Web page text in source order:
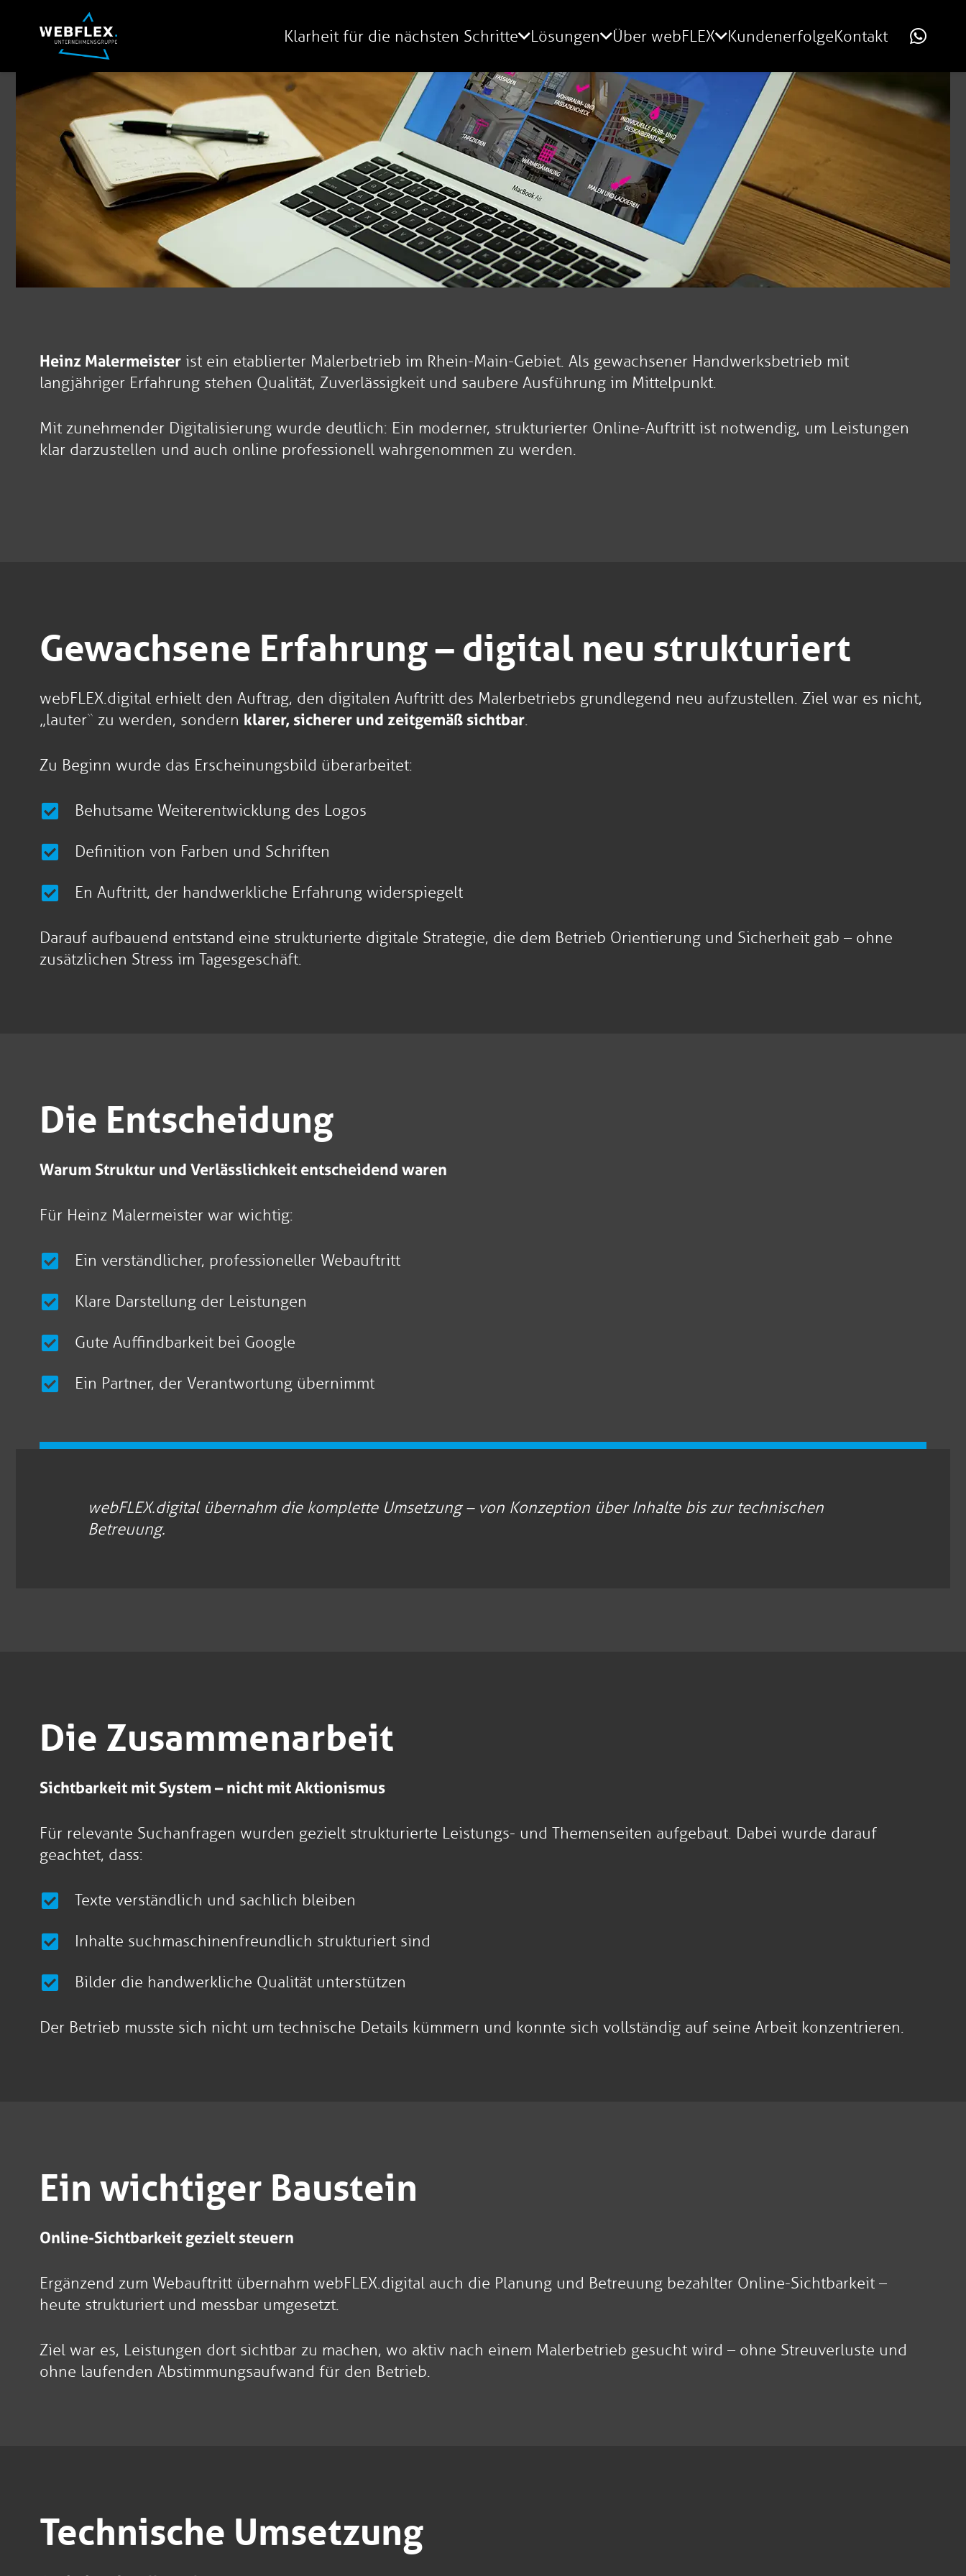
Klarheit für die nächsten Schritte Lösungen Über webFLEX KundenerfolgeKontakt
Heinz Malermeister ist ein etablierter Malerbetrieb im Rhein-Main-Gebiet. Als gewachsener Handwerksbetrieb mit
langjähriger Erfahrung stehen Qualität, Zuverlässigkeit und saubere Ausführung im Mittelpunkt.
Mit zunehmender Digitalisierung wurde deutlich: Ein moderner, strukturierter Online-Auftritt ist notwendig, um Leistungen
klar darzustellen und auch online professionell wahrgenommen zu werden.
Gewachsene Erfahrung – digital neu strukturiert
webFLEX.digital erhielt den Auftrag, den digitalen Auftritt des Malerbetriebs grundlegend neu aufzustellen. Ziel war es nicht,
„lauter“ zu werden, sondern klarer, sicherer und zeitgemäß sichtbar.
Zu Beginn wurde das Erscheinungsbild überarbeitet:
Behutsame Weiterentwicklung des Logos
Definition von Farben und Schriften
En Auftritt, der handwerkliche Erfahrung widerspiegelt
Darauf aufbauend entstand eine strukturierte digitale Strategie, die dem Betrieb Orientierung und Sicherheit gab – ohne
zusätzlichen Stress im Tagesgeschäft.
Die Entscheidung
Warum Struktur und Verlässlichkeit entscheidend waren
Für Heinz Malermeister war wichtig:
Ein verständlicher, professioneller Webauftritt
Klare Darstellung der Leistungen
Gute Auffindbarkeit bei Google
Ein Partner, der Verantwortung übernimmt
webFLEX.digital übernahm die komplette Umsetzung – von Konzeption über Inhalte bis zur technischen
Betreuung.
Die Zusammenarbeit
Sichtbarkeit mit System – nicht mit Aktionismus
Für relevante Suchanfragen wurden gezielt strukturierte Leistungs- und Themenseiten aufgebaut. Dabei wurde darauf
geachtet, dass:
Texte verständlich und sachlich bleiben
Inhalte suchmaschinenfreundlich strukturiert sind
Bilder die handwerkliche Qualität unterstützen
Der Betrieb musste sich nicht um technische Details kümmern und konnte sich vollständig auf seine Arbeit konzentrieren.
Ein wichtiger Baustein
Online-Sichtbarkeit gezielt steuern
Ergänzend zum Webauftritt übernahm webFLEX.digital auch die Planung und Betreuung bezahlter Online-Sichtbarkeit –
heute strukturiert und messbar umgesetzt.
Ziel war es, Leistungen dort sichtbar zu machen, wo aktiv nach einem Malerbetrieb gesucht wird – ohne Streuverluste und
ohne laufenden Abstimmungsaufwand für den Betrieb.
Technische Umsetzung